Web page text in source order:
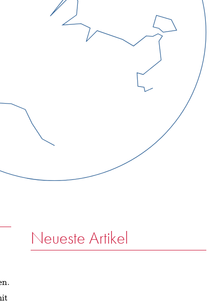
Neueste Artikel